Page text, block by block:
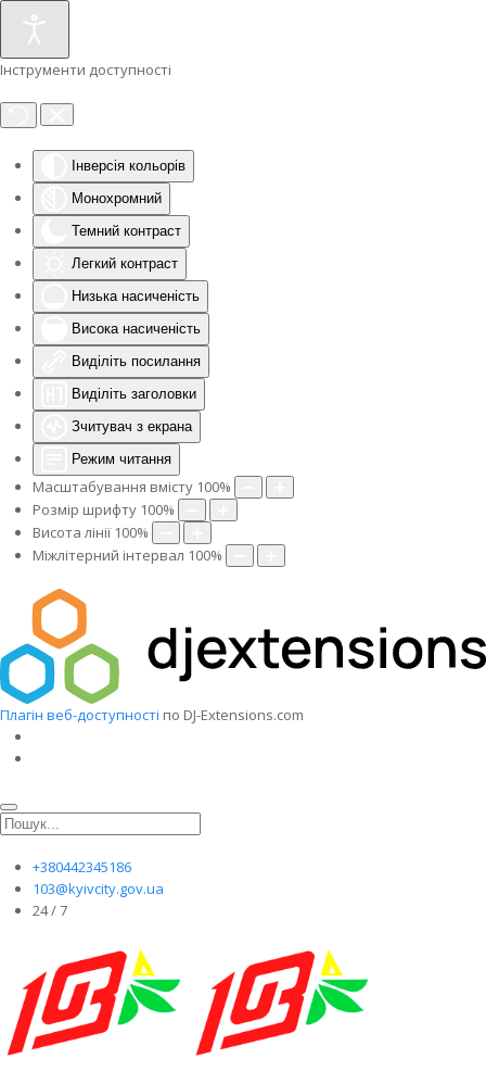
Інструменти доступності
Інверсія кольорів
Монохромний
Темний контраст
Легкий контраст
Низька насиченість
Висока насиченість
Виділіть посилання
Виділіть заголовки
Зчитувач з екрана
Режим читання
Масштабування вмісту 100%
Розмір шрифту 100%
Висота лінії 100%
Міжлітерний інтервал 100%
Плагін веб-доступності по DJ-Extensions.com
+380442345186
103@kyivcity.gov.ua
24 / 7